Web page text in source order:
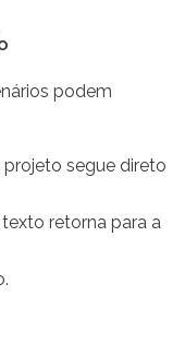
podem
projeto segue direto
retorna para a